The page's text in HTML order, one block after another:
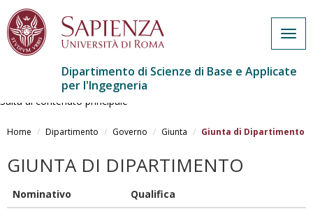
Salta al contenuto principale
Dipartimento di Scienze di Base e Applicate
per l'Ingegneria
Home Dipartimento Governo Giunta Giunta di Dipartimento
GIUNTA DI DIPARTIMENTO
Nominativo
Qualifica